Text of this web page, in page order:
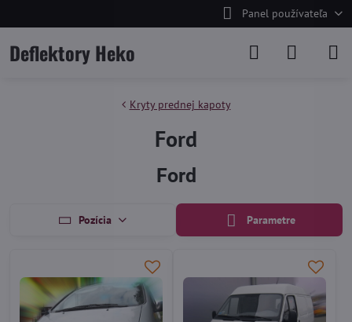
Panel používateľa
Deflektory Heko
Kryty prednej kapoty
Ford
Ford
Pozícia Parametre